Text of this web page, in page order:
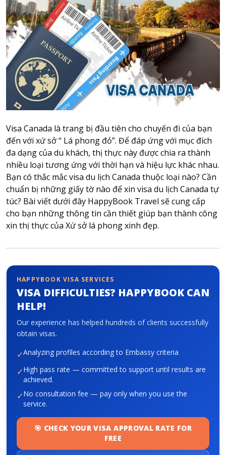
Travel SIM
Vietnam travel SIM
International travel SIM
Tours
Domestic tours
International Tours
For you
Register as a collaborator
Payment instructions
Instructions for booking tickets
Transfer information
Terms of Use
Privacy Policy
Contact us
Visa Canada là trang bị đầu tiên cho chuyến đi của bạn
đến với xứ sở “ Lá phong đỏ”. Để đáp ứng với mục đích
đa dạng của du khách, thị thực này được chia ra thành
nhiều loại tương ứng với thời hạn và hiệu lực khác nhau.
Bạn có thắc mắc visa du lịch Canada thuộc loại nào? Cần
chuẩn bị những giấy tờ nào để xin visa du lịch Canada tự
túc? Bài viết dưới đây HappyBook Travel sẽ cung cấp
cho bạn những thông tin cần thiết giúp bạn thành công
xin thị thực của Xứ sở lá phong xinh đẹp.
HAPPYBOOK VISA SERVICES
VISA DIFFICULTIES? HAPPYBOOK CAN
HELP!
Our experience has helped hundreds of clients successfully
obtain visas.
✓Analyzing profiles according to Embassy criteria
✓High pass rate — committed to support until results are
achieved.
✓No consultation fee — pay only when you use the
service.
🎯 CHECK YOUR VISA APPROVAL RATE FOR
FREE